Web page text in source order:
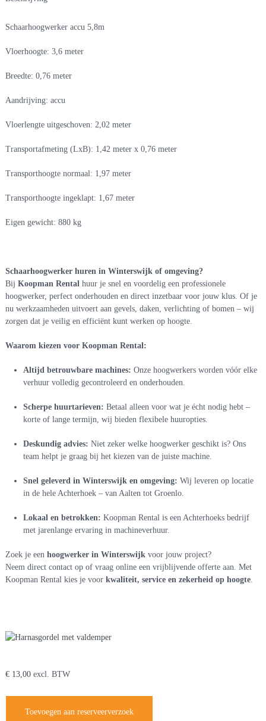
Schaarhoogwerker accu 5,8m
Vloerhoogte: 3,6 meter
Breedte: 0,76 meter
Aandrijving: accu
Vloerlengte uitgeschoven: 2,02 meter
Transportafmeting (LxB): 1,42 meter x 0,76 meter
Transporthoogte normaal: 1,97 meter
Transporthoogte ingeklapt: 1,67 meter
Eigen gewicht: 880 kg
Schaarhoogwerker huren in Winterswijk of omgeving?
Bij Koopman Rentalhuur je snel en voordelig een professionele
hoogwerker, perfect onderhouden en direct inzetbaar voor jouw klus. Of je
nu werkzaamheden uitvoert aan gevels, daken, verlichting of bomen – wij
zorgen dat je veilig en efficiënt kunt werken op hoogte.
Waarom kiezen voor Koopman Rental:
Altijd betrouwbare machines: Onze hoogwerkers worden vóór elke
verhuur volledig gecontroleerd en onderhouden.
Scherpe huurtarieven: Betaal alleen voor wat je écht nodig hebt –
korte of lange termijn, wij bieden flexibele huuropties.
Deskundig advies: Niet zeker welke hoogwerker geschikt is? Ons
team helpt je graag bij het kiezen van de juiste machine.
Snel geleverd in Winterswijk en omgeving: Wij leveren op locatie
in de hele Achterhoek – van Aalten tot Groenlo.
Lokaal en betrokken: Koopman Rental is een Achterhoeks bedrijf
met jarenlange ervaring in machineverhuur.
Zoek je een hoogwerker in Winterswijkvoor jouw project?
Neem direct contact op of vraag online een vrijblijvende offerte aan. Met
Koopman Rental kies je voor kwaliteit, service en zekerheid op hoogte.
€13,00excl. BTW
Toevoegen aan reserveerverzoek